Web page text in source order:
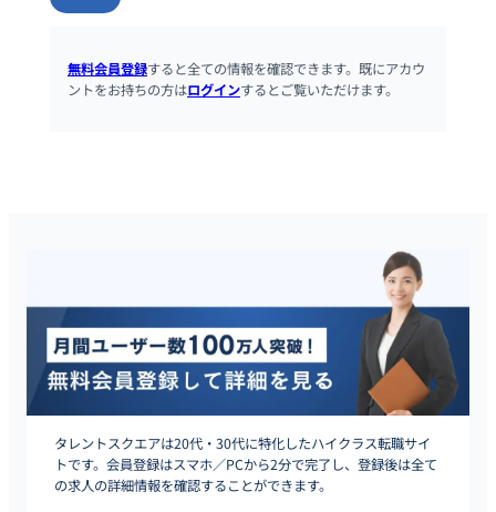
無料会員登録すると全ての情報を確認できます。既にアカウ
ントをお持ちの方はログインするとご覧いただけます。
タレントスクエアは20代・30代に特化したハイクラス転職サイ
トです。会員登録はスマホ／PCから2分で完了し、登録後は全て
の求人の詳細情報を確認することができます。